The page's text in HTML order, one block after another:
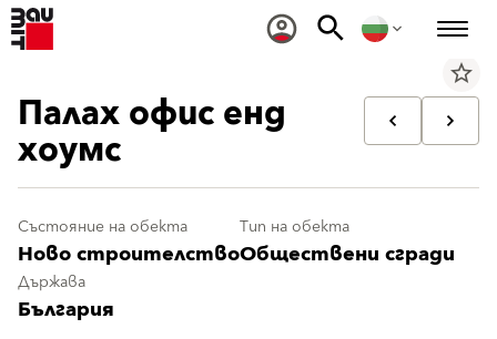
star_border
Палах офис енд
хоумс
Състояние на обекта
Ново строителство
Тип на обекта
Обществени сгради
Държава
България